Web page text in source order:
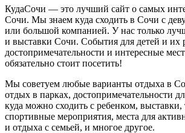
КудаСочи — это лучший сайт о самых
Сочи. Мы знаем куда сходить в Сочи с
или большой компанией. У нас только
и выставки Сочи. События для детей и их
достопримечательности и интересные
обязательно стоит посетить!
Мы советуем любые варианты отдыха в
отдых в парках, достопримечательности
куда можно сходить с ребенком, выставки,
спортивные мероприятия, места для
и отдыха с семьей, и многое другое.